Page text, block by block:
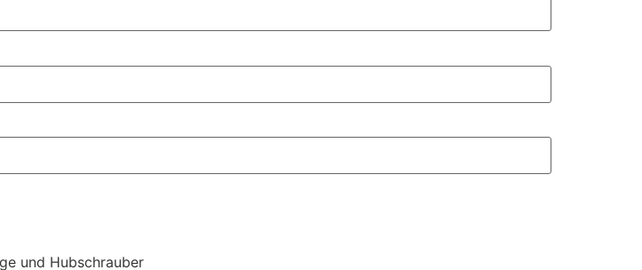
und Hubschrauber